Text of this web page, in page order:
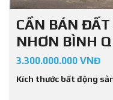
CẦN BÁN ĐẤT
NHƠN BÌNH
3.300.000.000 VNĐ
Kích thước bất động